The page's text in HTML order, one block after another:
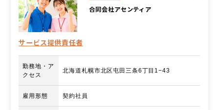
合同会社アセンティア
サービス提供責任者
勤務地・ア
クセス
北海道札幌市北区屯田三条6丁目1−43
雇用形態 契約社員